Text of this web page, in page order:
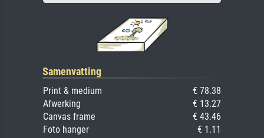
Samenvatting
Print & medium
€ 78.38
Afwerking
€ 13.27
Canvas frame
€ 43.46
Foto hanger
€ 1.11